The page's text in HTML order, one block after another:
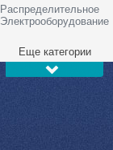
Распределительное
Электрооборудование
Еще категории